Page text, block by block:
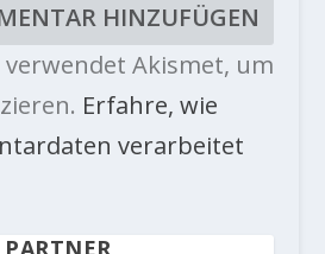
verwendet Akismet, um
Erfahre, wie
verarbeitet
PARTNER